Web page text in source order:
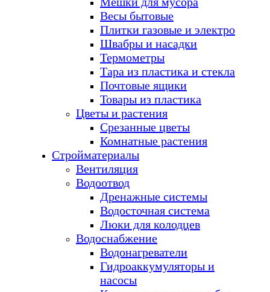
Весы бытовые
Плитки газовые и электро
Швабры и насадки
Термометры
Тара из пластика и стекла
Почтовые ящики
Товары из пластика
Цветы и растения
Срезанные цветы
Комнатные растения
Стройматериалы
Вентиляция
Водоотвод
Дренажные системы
Водосточная система
Люки для колодцев
Водоснабжение
Водонагреватели
Гидроаккумуляторы и
насосы